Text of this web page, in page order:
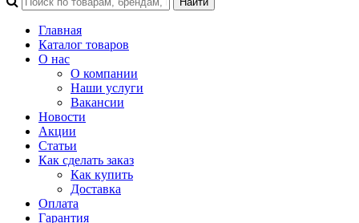
Главная
Каталог товаров
О нас
О компании
Наши услуги
Вакансии
Новости
Акции
Статьи
Как сделать заказ
Как купить
Доставка
Оплата
Гарантия